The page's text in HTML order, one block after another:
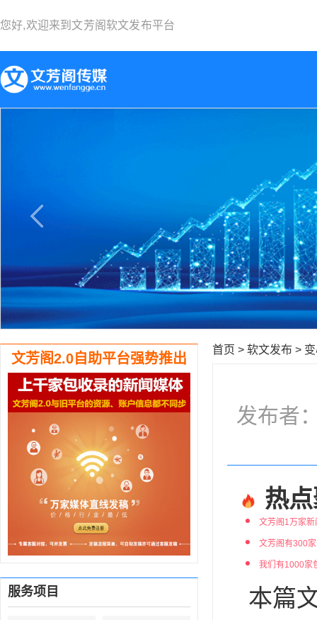
您好,欢迎来到 文芳阁软文发布平台
文芳阁2.0自助平台强势推出
服务项目
首页 > 软文发布 >
发布者
热
文芳阁1万家
文芳阁有300
我们有1000家
本篇